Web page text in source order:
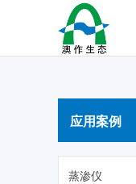
蒸渗仪
应用案例